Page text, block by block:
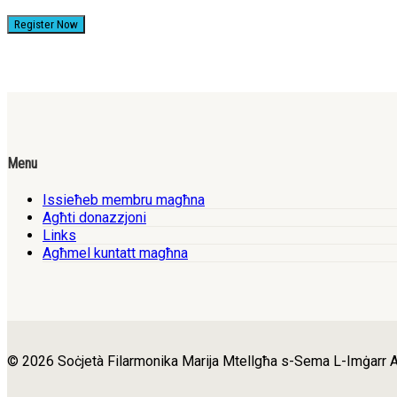
Register Now
Menu
Issieħeb membru magħna
Agħti donazzjoni
Links
Agħmel kuntatt magħna
© 2026 Soċjetà Filarmonika Marija Mtellgħa s-Sema L-Imġarr